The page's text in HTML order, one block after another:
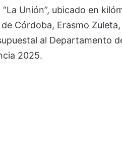
Unión”, ubicado en
Córdoba, Erasmo
al Departamento
2025.